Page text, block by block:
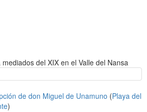
del XIX en el Valle del Nansa
de don Miguel de Unamuno (Playa del
)